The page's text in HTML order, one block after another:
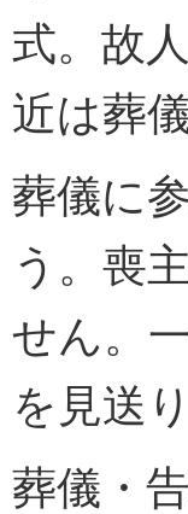
式。故
近は葬
葬儀に
う。喪
せん。
を見送
葬儀・